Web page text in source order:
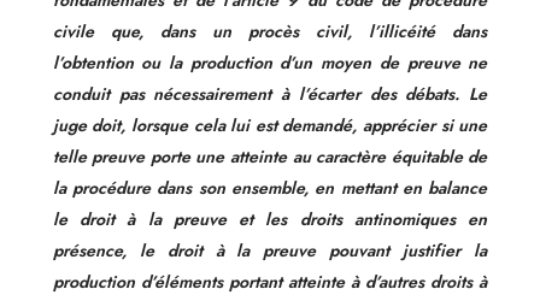
civile que, dans un procès civil, l’illicéité dans
l’obtention ou la production d’un moyen de preuve ne
conduit pas nécessairement à l’écarter des débats. Le
juge doit, lorsque cela lui est demandé, apprécier si une
telle preuve porte une atteinte au caractère équitable de
la procédure dans son ensemble, en mettant en balance
le droit à la preuve et les droits antinomiques en
présence, le droit à la preuve pouvant justifier la
production d’éléments portant atteinte à d’autres droits à